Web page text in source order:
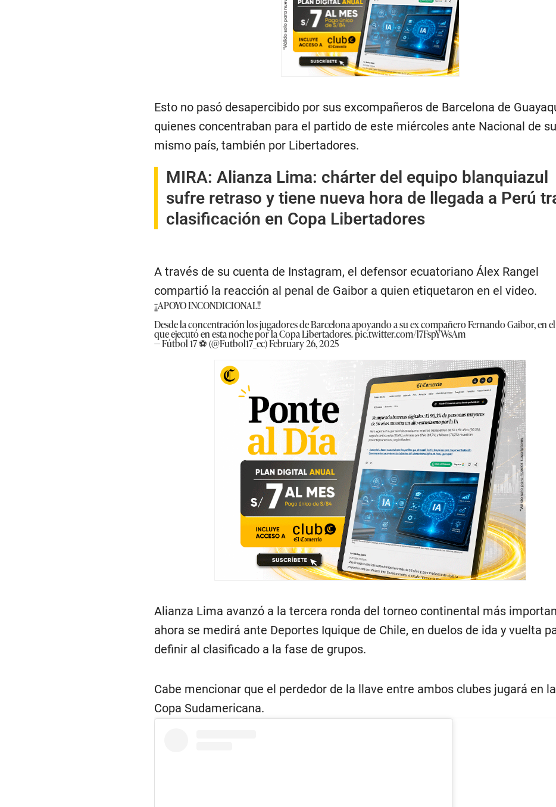
Esto no pasó desapercibido por sus excompañeros de Barcelona de
quienes concentraban para el partido de este miércoles ante Nacional de su
mismo país, también por Libertadores.
MIRA: Alianza Lima: chárter del equipo blanquiazul
sufre retraso y tiene nueva hora de llegada a Perú
clasificación en Copa Libertadores
A través de su cuenta de Instagram, el defensor ecuatoriano Álex Rangel
compartió la reacción al penal de Gaibor a quien etiquetaron en el video.
¡¡APOYO INCONDICIONAL!!
Desde la concentración los jugadores de Barcelona apoyando a su ex compañero Fernando Gaibor, en
que ejecutó en esta noche por la Copa Libertadores.pic.twitter.com/l7FspYWsAm
— Fútbol 17 ⚽ (@Futbol17_ec)February 26, 2025
Alianza Lima avanzó a la tercera ronda del torneo continental más
ahora se medirá ante Deportes Iquique de Chile, en duelos de ida y vuelta
definir al clasificado a la fase de grupos.
Cabe mencionar que el perdedor de la llave entre ambos clubes jugará en la
Copa Sudamericana.